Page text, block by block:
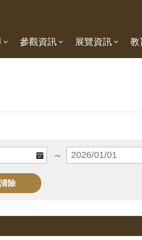
參觀資訊 展覽資訊 教
～